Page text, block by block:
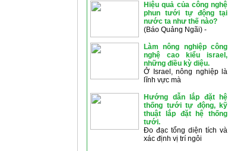
Hiệu quả của công nghệ
phun tưới tự động tại
nước ta như thế nào?
(Báo Quảng Ngãi) -
Làm nông nghiệp công
nghệ cao kiểu israel,
những điều kỳ diệu.
Ở Israel, nông nghiệp là
lĩnh vực mà
Hướng dẫn lắp đặt hệ
thống tưới tự động, kỹ
thuật lắp đặt hệ thống
tưới.
Đo đạc tổng diện tích và
xác định vị trí ngôi